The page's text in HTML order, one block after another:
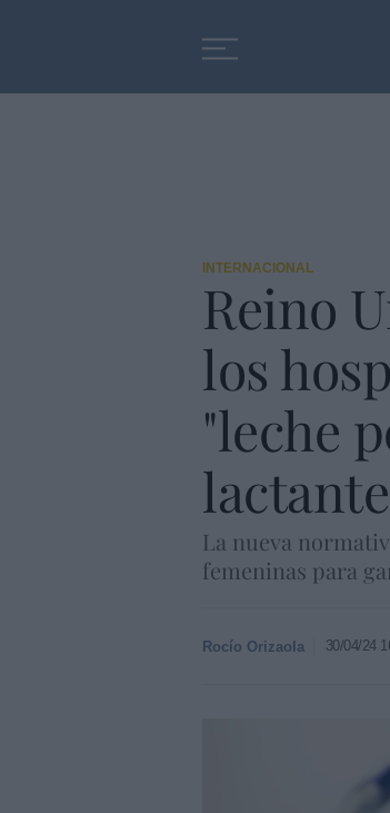
INTERNACIONAL
Reino
los
"leche
La nueva
femeninas para
Rocío Orizaola 30/04/24